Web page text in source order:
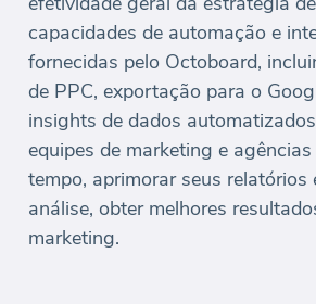
capacidades de automação e
fornecidas pelo Octoboard,
de PPC, exportação para o
insights de dados
equipes de marketing e
tempo, aprimorar seus relatórios
análise, obter melhores
marketing.